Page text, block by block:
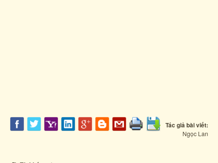
Tác giả bài viết:
Ngọc Lan